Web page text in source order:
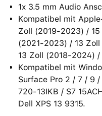
1x 3.5 mm Audio
Kompatibel mit
Zoll (2019-2023) /
(2021-2023) / 13
13 Zoll (2018-2024)
Kompatibel mit
Surface Pro 2 / 7 / 9
720-13IKB / S7
Dell XPS 13 9315.